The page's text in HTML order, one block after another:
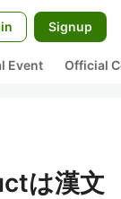
Signup
Event Official
は漢文